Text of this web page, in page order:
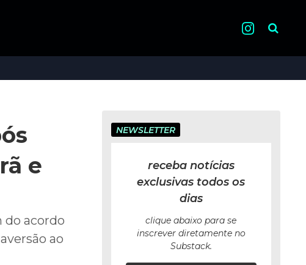
Pesquisa
e
do acordo
ao
NEWSLETTER
receba notícias
exclusivas todos os
dias
clique abaixo para se
inscrever diretamente no
Substack.